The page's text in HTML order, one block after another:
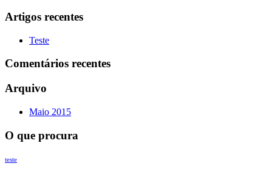
Artigos recentes
Teste
Comentários recentes
Arquivo
Maio 2015
O que procura
teste